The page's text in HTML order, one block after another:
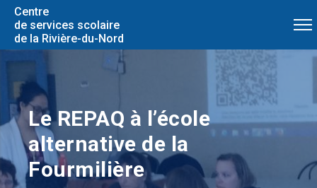
Centre
de services scolaire
de la Rivière-du-Nord
Le REPAQ à l’école
alternative de la
Fourmilière